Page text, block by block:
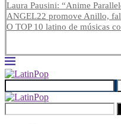
Laura Pausini: “Anime
ANGEL22 promove Anillo,
O TOP 10 latino de músicas